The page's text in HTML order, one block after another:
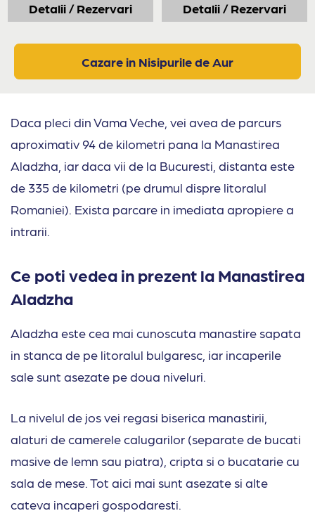
Detalii / Rezervari Detalii / Rezervari
Cazare in Nisipurile de Aur
Daca pleci din Vama Veche, vei avea de parcurs
aproximativ 94 de kilometri pana la Manastirea
Aladzha, iar daca vii de la Bucuresti, distanta este
de 335 de kilometri (pe drumul dispre litoralul
Romaniei). Exista parcare in imediata apropiere a
intrarii.
Ce poti vedea in prezent la Manastirea
Aladzha
Aladzha este cea mai cunoscuta manastire sapata
in stanca de pe litoralul bulgaresc, iar incaperile
sale sunt asezate pe doua niveluri.
La nivelul de jos vei regasi biserica manastirii,
alaturi de camerele calugarilor (separate de bucati
masive de lemn sau piatra), cripta si o bucatarie cu
sala de mese. Tot aici mai sunt asezate si alte
cateva incaperi gospodaresti.